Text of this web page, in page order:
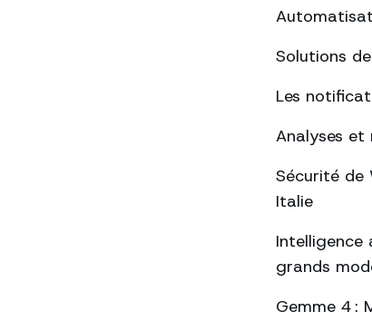
Solutions
Les
Analyses
Sécurité de
Italie
Intelligence
grands
Gemme 4 :